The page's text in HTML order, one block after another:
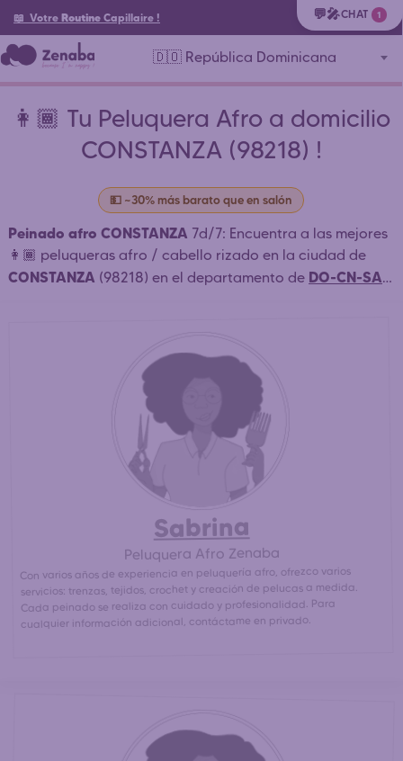
📖 Votre Routine Capillaire !
🇩🇴 República Dominicana
👩🏾 Tu Peluquera Afro a domicilio
CONSTANZA (98218) !
💵 ~30% más barato que en salón
Peinado afro CONSTANZA 7d/7: Encuentra a las mejores
👩🏾 peluqueras afro / cabello rizado en la ciudad de
CONSTANZA (98218) en el departamento de DO-CN-SA
rápido. Reserva simple y rápida. Reserva tu cita online
24h/24. Contacte directamente a las peluqueras afro
más cercanas para un peinado afro / africano asequible.
que en un salón de peluquería afro)
Sabrina
Peluquera Afro Zenaba
Con varios años de experiencia en peluquería afro, ofrezco varios
servicios: trenzas, tejidos, crochet y creación de pelucas a medida.
Cada peinado se realiza con cuidado y profesionalidad. Para
cualquier información adicional, contáctame en privado.
💬🎤CHAT 1